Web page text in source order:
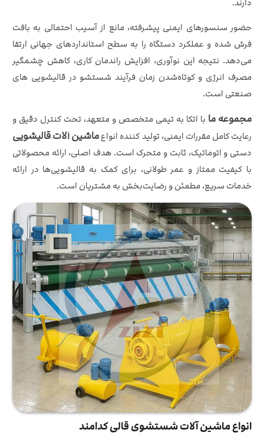
دارند.
حضور سنسورهای ایمنی پیشرفته، مانع از آسیب احتمالی به بافت
فرش شده و عملکرد دستگاه را به سطح استانداردهای جهانی ارتقا
می‌دهد. نتیجه این نوآوری، افزایش راندمان کاری، کاهش چشمگیر
مصرف انرژی و کوتاه‌شدن زمان فرآیند شستشو در قالیشویی‌ های
صنعتی است.
مجموعه ما با اتکا به تیمی متخصص و متعهد، تحت کنترل دقیق و
رعایت کامل مقررات ایمنی، تولید کننده انواعماشین آلات قالیشویی
دستی و اتوماتیک، ثابت و متحرک است. هدف اصلی، ارائه محصولاتی
با کیفیت ممتاز و عمر طولانی، برای کمک به قالیشویی‌ها در ارائه
خدمات سریع، مطمئن و رضایت‌بخش به مشتریان است.
انواع ماشین آلات شستشوی قالی کدامند